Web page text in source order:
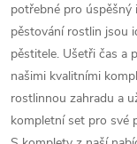
potřebné pro
pěstování rostlin jsou
pěstitele. Ušetři čas a
našimi kvalitními
rostlinnou zahradu a
kompletní set pro své